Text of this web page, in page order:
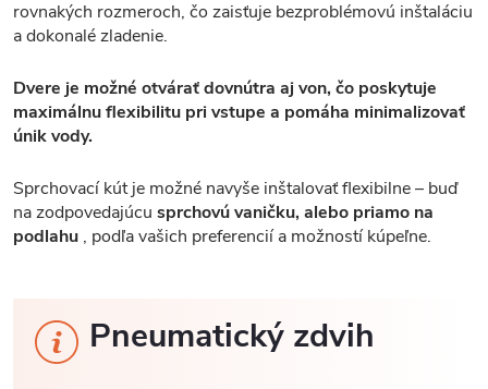
rovnakých rozmeroch, čo zaisťuje bezproblémovú inštaláciu
a dokonalé zladenie.
Dvere je možné otvárať dovnútra aj von, čo poskytuje
maximálnu flexibilitu pri vstupe a pomáha minimalizovať
únik vody.
Sprchovací kút je možné navyše inštalovať flexibilne – buď
na zodpovedajúcu sprchovú vaničku, alebo priamo na
podlahu , podľa vašich preferencií a možností kúpeľne.
Pneumatický zdvih